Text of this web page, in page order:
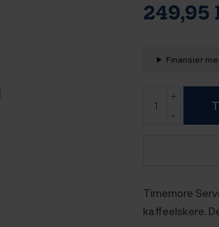
249,95
Finansier
Timemore
kaffeelskere.